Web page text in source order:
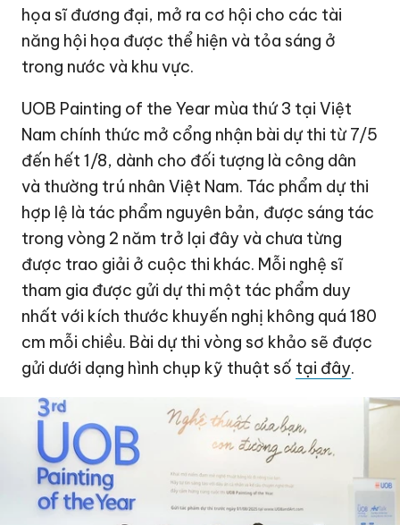
họa sĩ đương đại, mở ra cơ hội cho các tài
năng hội họa được thể hiện và tỏa sáng ở
trong nước và khu vực.
UOB Painting of the Year mùa thứ 3 tại Việt
Nam chính thức mở cổng nhận bài dự thi từ 7/5
đến hết 1/8, dành cho đối tượng là công dân
và thường trú nhân Việt Nam. Tác phẩm dự thi
hợp lệ là tác phẩm nguyên bản, được sáng tác
trong vòng 2 năm trở lại đây và chưa từng
được trao giải ở cuộc thi khác. Mỗi nghệ sĩ
tham gia được gửi dự thi một tác phẩm duy
nhất với kích thước khuyến nghị không quá 180
cm mỗi chiều. Bài dự thi vòng sơ khảo sẽ được
gửi dưới dạng hình chụp kỹ thuật số tại đây.